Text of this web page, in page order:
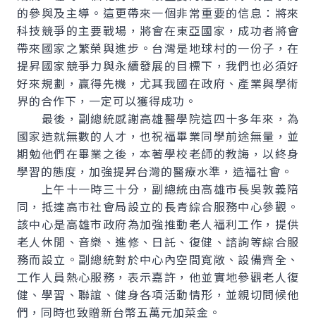
的參與及主導。這更帶來一個非常重要的信息：將來
科技競爭的主要戰場，將會在東亞國家，成功者將會
帶來國家之繁榮與進步。台灣是地球村的一份子，在
提昇國家競爭力與永續發展的目標下，我們也必須好
好來規劃，贏得先機，尤其我國在政府、產業與學術
界的合作下，一定可以獲得成功。
最後，副總統感謝高雄醫學院這四十多年來，為
國家造就無數的人才，也祝福畢業同學前途無量，並
期勉他們在畢業之後，本著學校老師的教誨，以終身
學習的態度，加強提昇台灣的醫療水準，造福社會。
上午十一時三十分，副總統由高雄市長吳敦義陪
同，抵達高市社會局設立的長青綜合服務中心參觀。
該中心是高雄市政府為加強推動老人福利工作，提供
老人休閒、音樂、進修、日託、復健、諮詢等綜合服
務而設立。副總統對於中心內空間寬敞、設備齊全、
工作人員熱心服務，表示嘉許，他並實地參觀老人復
健、學習、聯誼、健身各項活動情形，並親切問候他
們，同時也致贈新台幣五萬元加菜金。